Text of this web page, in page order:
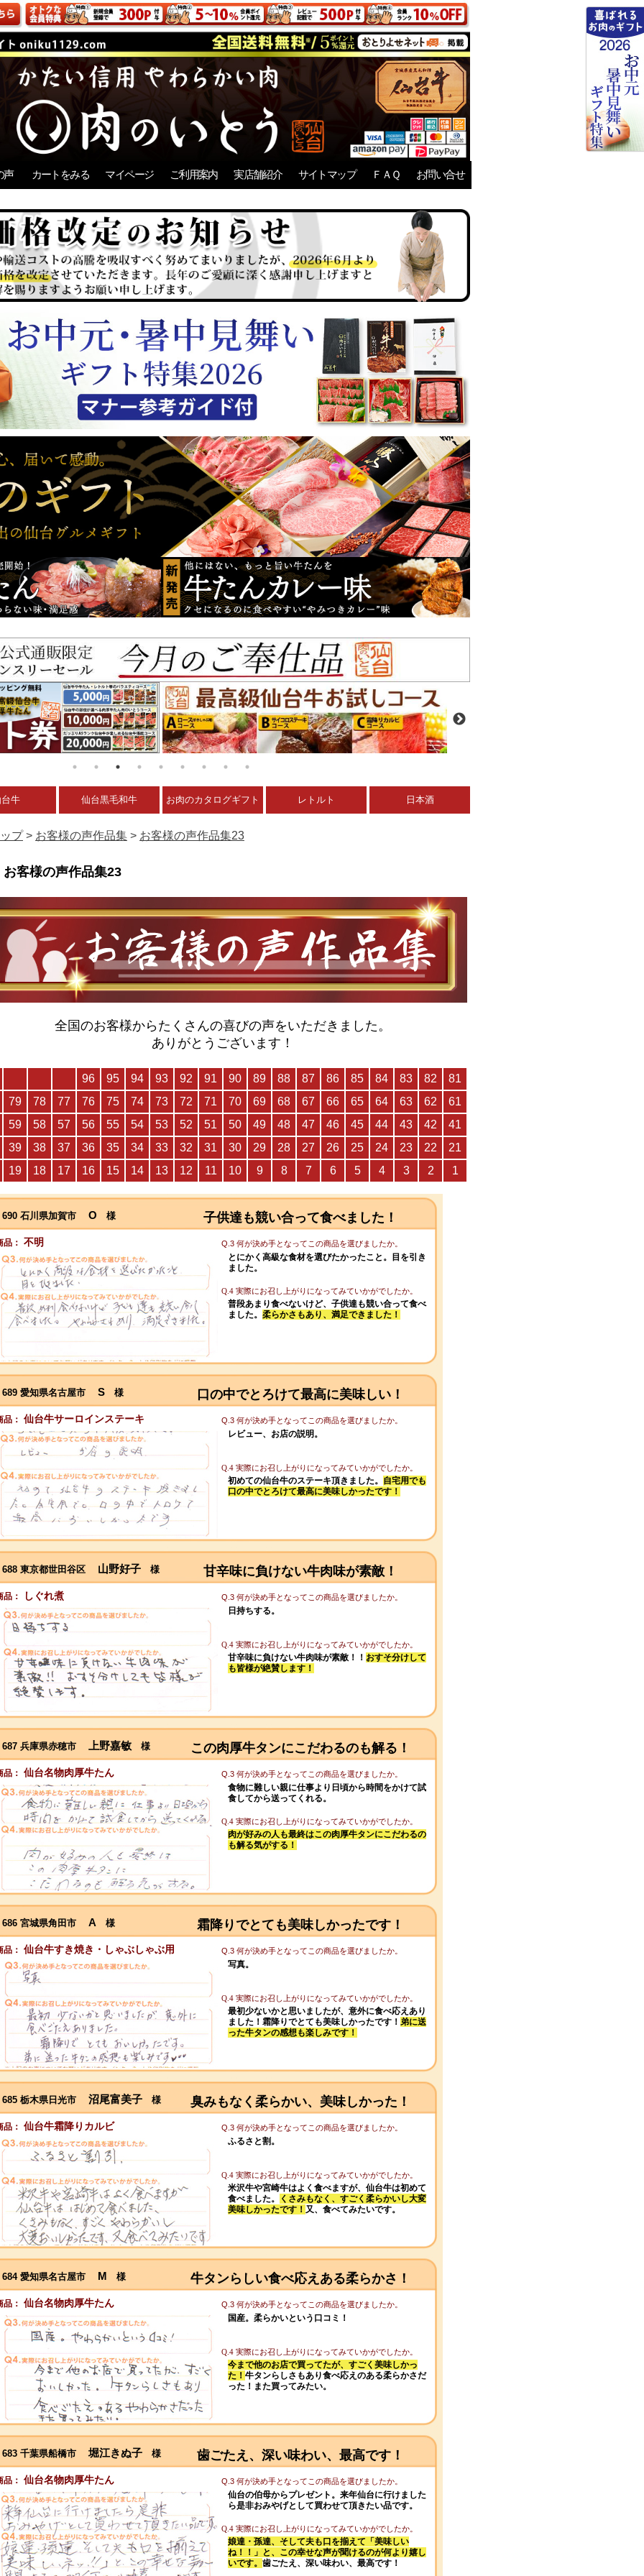
声 カートをみる マイページ ご利用案内 実店舗紹介 サイトマップ ＦＡＱ お問い合せ
牛 仙台黒毛和牛 お肉のカタログギフト レトルト 日本酒
プ> お客様の声作品集 > お客様の声作品集23
お客様の声作品集23
全国のお客様からたくさんの喜びの声をいただきました。
ありがとうございます！
690 石川県加賀市 O 様 子供達も競い合って食べました！
品： 不明 Q.3 何が決め手となってこの商品を選びましたか。
とにかく高級な食材を選びたかったこと。目を引き
ました。
Q.4 実際にお召し上がりになってみていかがでしたか。
普段あまり食べないけど、子供達も競い合って食べ
ました。 柔らかさもあり、満足できました！
689 愛知県名古屋市 S 様 口の中でとろけて最高に美味しい！
品： 仙台牛サーロインステーキ Q.3 何が決め手となってこの商品を選びましたか。
レビュー、お店の説明。
Q.4 実際にお召し上がりになってみていかがでしたか。
初めての仙台牛のステーキ頂きました。 自宅用でも
口の中でとろけて最高に美味しかったです！
688 東京都世田谷区 山野好子 様 甘辛味に負けない牛肉味が素敵！
品： しぐれ煮 Q.3 何が決め手となってこの商品を選びましたか。
日持ちする。
Q.4 実際にお召し上がりになってみていかがでしたか。
甘辛味に負けない牛肉味が素敵！！ おすそ分けして
も皆様が絶賛します！
687 兵庫県赤穂市 上野嘉敏 様 この肉厚牛タンにこだわるのも解る！
品： 仙台名物肉厚牛たん Q.3 何が決め手となってこの商品を選びましたか。
食物に難しい親に仕事より日頃から時間をかけて試
食してから送ってくれる。
Q.4 実際にお召し上がりになってみていかがでしたか。
肉が好みの人も最終はこの肉厚牛タンにこだわるの
も解る気がする！
686 宮城県角田市 A 様 霜降りでとても美味しかったです！
品： 仙台牛すき焼き・しゃぶしゃぶ用 Q.3 何が決め手となってこの商品を選びましたか。
写真。
Q.4 実際にお召し上がりになってみていかがでしたか。
最初少ないかと思いましたが、意外に食べ応えあり
ました！霜降りでとても美味しかったです！ 弟に送
った牛タンの感想も楽しみです！
685 栃木県日光市 沼尾富美子 様 臭みもなく柔らかい、美味しかった！
品： 仙台牛霜降りカルビ Q.3 何が決め手となってこの商品を選びましたか。
ふるさと割。
Q.4 実際にお召し上がりになってみていかがでしたか。
米沢牛や宮崎牛はよく食べますが、仙台牛は初めて
食べました。
くさみもなく、すごく柔らかいし大変
美味しかったです！ 又、食べてみたいです。
684 愛知県名古屋市 M 様 牛タンらしい食べ応えある柔らかさ！
品： 仙台名物肉厚牛たん Q.3 何が決め手となってこの商品を選びましたか。
国産。柔らかいという口コミ！
Q.4 実際にお召し上がりになってみていかがでしたか。
今まで他のお店で買ってたが、すごく美味しかっ
た！ 牛タンらしさもあり食べ応えのある柔らかさだ
った！また買ってみたい。
683 千葉県船橋市堀江きぬ子 様 歯ごたえ、深い味わい、最高です！
品： 仙台名物肉厚牛たん Q.3 何が決め手となってこの商品を選びましたか。
仙台の伯母からプレゼント。来年仙台に行けました
ら是非おみやげとして買わせて頂きたい品です。
Q.4 実際にお召し上がりになってみていかがでしたか。
娘達・孫達、そして夫も口を揃えて「美味しい
ね！！」と、この幸せな声が聞けるのが何より嬉し
いです。 歯ごたえ、深い味わい、最高です！